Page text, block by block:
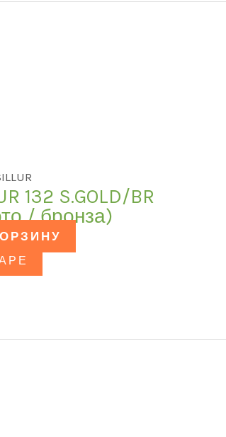
132 S.GOLD/BR
/ бронза)